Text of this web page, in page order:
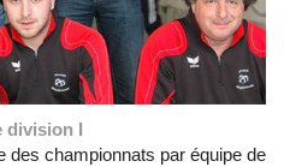
division I
des championnats par équipe de